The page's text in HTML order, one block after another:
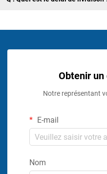
Obtenir
Notre représentant
E-mail
Nom